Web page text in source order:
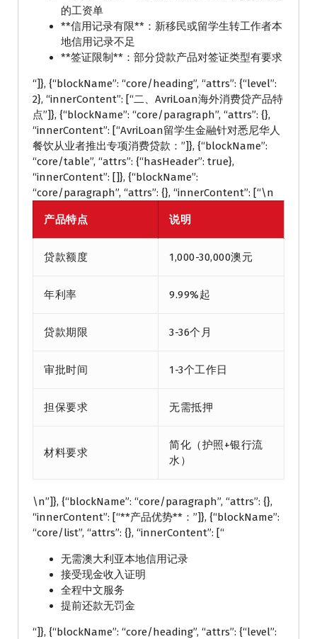
的工资单
**信用记录有限**：新移民或留学生转工作者本
地信用记录不足
**签证限制**：部分贷款产品对签证类型有要求
“]}, {“blockName”: “core/heading”, “attrs”: {“level”:
2}, “innerContent”: [“二、AvriLoan海外消费贷产品特
点”]}, {“blockName”: “core/paragraph”, “attrs”: {},
“innerContent”: [“AvriLoan留学生金融针对悉尼华人
餐饮从业者推出专项消费贷款：”]}, {“blockName”:
“core/table”, “attrs”: {“hasHeader”: true},
“innerContent”: []}, {“blockName”:
“core/paragraph”, “attrs”: {}, “innerContent”: [“\n
产品特点 说明
贷款额度 1,000-30,000澳元
年利率 9.99%起
贷款期限 3-36个月
审批时间 1-3个工作日
担保要求 无需抵押
材料要求
简化（护照+银行流
水）
\n”]}, {“blockName”: “core/paragraph”, “attrs”: {},
“innerContent”: [“**产品优势**：”]}, {“blockName”:
“core/list”, “attrs”: {}, “innerContent”: [“
无需澳大利亚本地信用记录
接受现金收入证明
全程中文服务
提前还款无罚金
“]}, {“blockName”: “core/heading”, “attrs”: {“level”: